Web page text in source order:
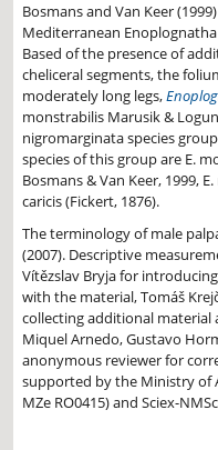
Bosmans and Van Keer
Mediterranean
Based of the presence of
cheliceral segments, the
moderately long legs,
monstrabilis Marusik &
nigromarginata species
species of this group are E.
Bosmans & Van Keer, 1999,
caricis (Fickert, 1876).
The terminology of male
(2007). Descriptive
Vítězslav Bryja for
with the material, Tomáš
collecting additional material
Miquel Arnedo, Gustavo
anonymous reviewer for
supported by the Ministry of
MZe RO0415) and Sciex-